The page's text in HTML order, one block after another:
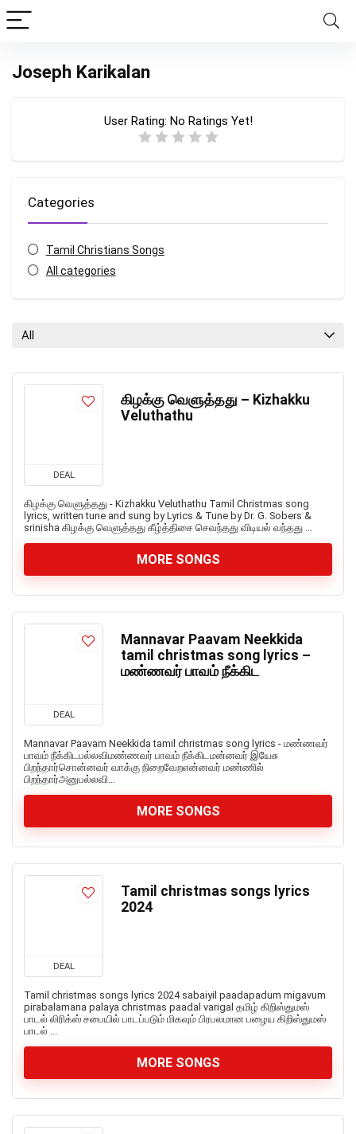
Joseph Karikalan
User Rating: No Ratings Yet!
Categories
Tamil Christians Songs
All categories
All
DEAL
கிழக்கு வெளுத்தது – Kizhakku
Veluthathu
கிழக்கு வெளுத்தது - Kizhakku Veluthathu Tamil Christmas song
lyrics, written tune and sung by Lyrics & Tune by Dr. G. Sobers &
srinisha கிழக்கு வெளுத்தது கீழ்த்திசை செவந்தது விடியல் வந்தது ...
MORE SONGS
DEAL
Mannavar Paavam Neekkida
tamil christmas song lyrics –
மண்ணவர் பாவம் நீக்கிட
Mannavar Paavam Neekkida tamil christmas song lyrics - மண்ணவர்
பாவம் நீக்கிடபல்லவிமண்ணவர் பாவம் நீக்கிடமன்னவர் இயேசு
பிறந்தார்சொன்னவர் வாக்கு நிறைவேறஎன்னவர் மண்ணில்
பிறந்தார்அனுபல்லவி...
MORE SONGS
DEAL
Tamil christmas songs lyrics
2024
Tamil christmas songs lyrics 2024 sabaiyil paadapadum migavum
pirabalamana palaya christmas paadal varigal தமிழ் கிறிஸ்துமஸ்
பாடல் லிரிக்ஸ் சபையில் பாடப்படும் மிகவும் பிரபலமான பழைய கிறிஸ்துமஸ்
பாடல் ...
MORE SONGS